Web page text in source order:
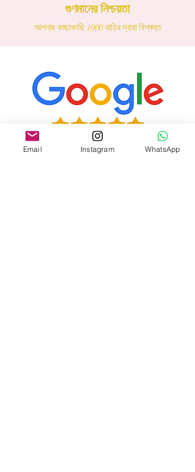
গুণমানের নিশ্চয়তা
আপনার কাছাকাছি 1000 বাড়ির দ্বারা বিশ্বস্ত
Email Instagram WhatsApp